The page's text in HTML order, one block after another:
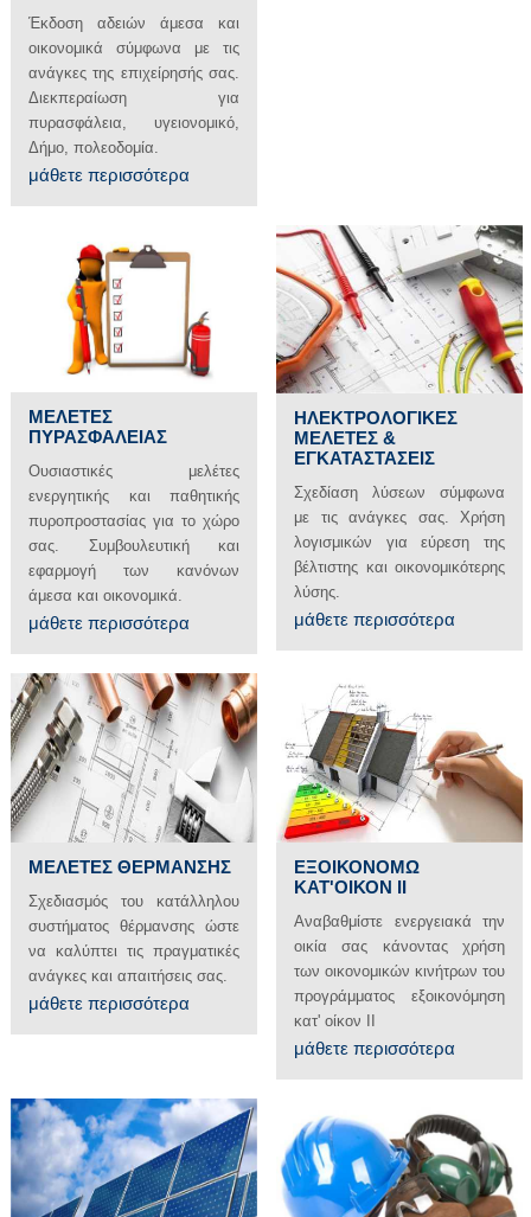
Έκδοση αδειών άμεσα και
οικονομικά σύμφωνα με τις
ανάγκες της επιχείρησής σας.
Διεκπεραίωση για
πυρασφάλεια, υγειονομικό,
Δήμο, πολεοδομία.
μάθετε περισσότερα
ΜΕΛΕΤΕΣ
ΠΥΡΑΣΦΑΛΕΙΑΣ
Ουσιαστικές μελέτες
ενεργητικής και παθητικής
πυροπροστασίας για το χώρο
σας. Συμβουλευτική και
εφαρμογή των κανόνων
άμεσα και οικονομικά.
μάθετε περισσότερα
ΗΛΕΚΤΡΟΛΟΓΙΚΕΣ
ΜΕΛΕΤΕΣ &
ΕΓΚΑΤΑΣΤΑΣΕΙΣ
Σχεδίαση λύσεων σύμφωνα
με τις ανάγκες σας. Χρήση
λογισμικών για εύρεση της
βέλτιστης και οικονομικότερης
λύσης.
μάθετε περισσότερα
ΜΕΛΕΤΕΣ ΘΕΡΜΑΝΣΗΣ
Σχεδιασμός του κατάλληλου
συστήματος θέρμανσης ώστε
να καλύπτει τις πραγματικές
ανάγκες και απαιτήσεις σας.
μάθετε περισσότερα
ΕΞΟΙΚΟΝΟΜΩ
ΚΑΤ'ΟΙΚΟΝ ΙΙ
Αναβαθμίστε ενεργειακά την
οικία σας κάνοντας χρήση
των οικονομικών κινήτρων του
προγράμματος εξοικονόμηση
κατ' οίκον ΙΙ
μάθετε περισσότερα